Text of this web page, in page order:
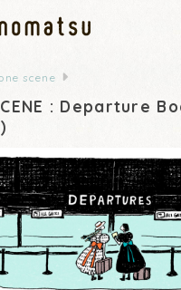
scene
: Departure